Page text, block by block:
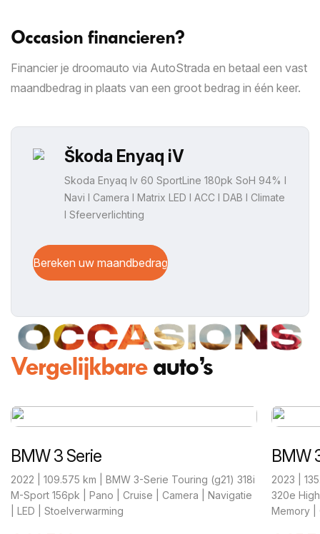
Occasion financieren?
Financier je droomauto via AutoStrada en betaal een vast
maandbedrag in plaats van een groot bedrag in één keer.
Škoda Enyaq iV
Skoda Enyaq Iv 60 SportLine 180pk SoH 94% I
Navi I Camera I Matrix LED I ACC I DAB I Climate
I Sfeerverlichting
Bereken uw maandbedrag
Vergelijkbareauto’s
BMW 3 Serie
2023 | 135.574 km | BMW 3-Serie Touring (g21)
320e High Executive 204pk SoH 99% | Leder |
Memory | Camera | LED | Stoelverwarming |
2021 |
Line |
Keyless |